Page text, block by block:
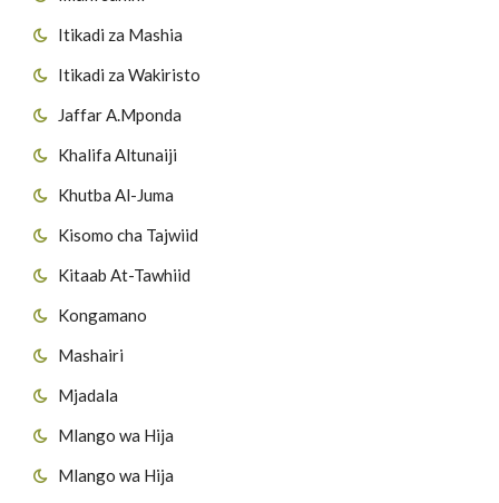
Itikadi za Mashia
Itikadi za Wakiristo
Jaffar A.Mponda
Khalifa Altunaiji
Khutba Al-Juma
Kisomo cha Tajwiid
Kitaab At-Tawhiid
Kongamano
Mashairi
Mjadala
Mlango wa Hija
Mlango wa Hija